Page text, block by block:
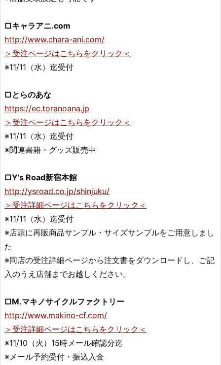
□キャラアニ.com
http://www.chara-ani.com/
＞受注ページはこちらをクリック＜
※11/11（水）迄受付
□とらのあな
https://ec.toranoana.jp
＞受注ページはこちらをクリック＜
※11/11（水）迄受付
※関連書籍・グッズ販売中
□Y’s Road新宿本館
http://ysroad.co.jp/shinjuku/
＞受注詳細ページはこちらをクリック＜
※11/11（水）迄受付
※店頭に再販商品サンプル・サイズサンプルをご用意しまし
た
※同店の受注詳細ページから注文書をダウンロードし、ご記
入のうえ店舗までお越しください。
□M.マキノサイクルファクトリー
http://www.makino-cf.com/
＞受注詳細ページはこちらをクリック＜
※11/10（火）15時メール確認分迄
※メール予約受付・振込入金